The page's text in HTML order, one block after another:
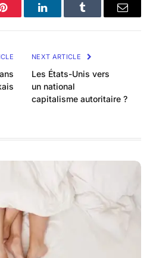
Pinterest LinkedInTumblr Email
NEXT ARTICLE
Les États-Unis vers
un national
capitalisme autoritaire ?